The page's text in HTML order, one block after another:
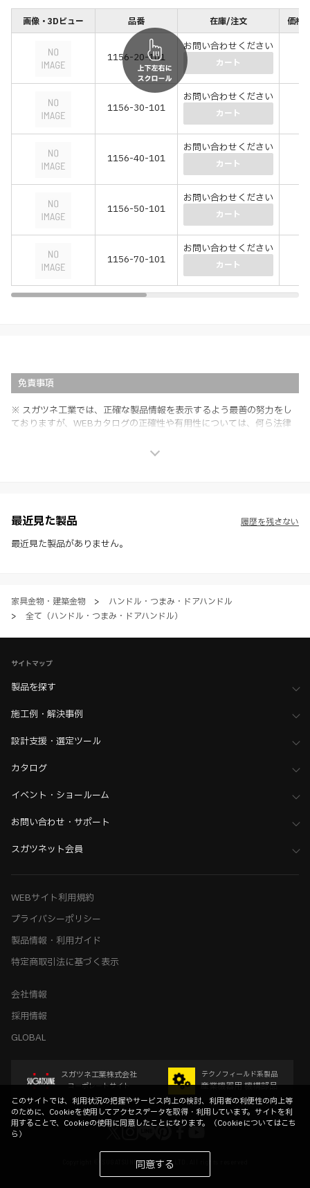
画像・3Dビュー 品番 在庫/注文 価格(
1156-20-101
お問い合わせください
カート
1156-30-101
お問い合わせください
カート
1156-40-101
お問い合わせください
カート
1156-50-101
お問い合わせください
カート
1156-70-101
お問い合わせください
カート
免責事項
※ スガツネ工業では、正確な製品情報を表示するよう最善の努力をし
ておりますが、WEBカタログの正確性や有用性については、何ら法律
社製品の使用ご検討、又は販売促進目的の利用に限ります。
※ 本WEBサイト製品情報のご利用にあたっては、WEBサイト利用規
約、プライバシーポリシー、製品情報ガイドをご確認いただき、内容の
最近見た製品
最近見た製品がありません。
履歴を残さない
家具金物・建築金物 >
ハンドル・つまみ・ドアハンドル
>
全て（ハンドル・つまみ・ドアハンドル）
サイトマップ
製品を探す
施工例・解決事例
設計支援・選定ツール
カタログ
イベント・ショールーム
お問い合わせ・サポート
スガツネット会員
WEBサイト利用規約
プライバシーポリシー
製品情報・利用ガイド
特定商取引法に基づく表示
会社情報
採用情報
GLOBAL
スガツネ工業株式会社
コーポレートサイト
テクノフィールド系製品
産業機器用 機構部品
Copyright © SUGATSUNE KOGYO CO.,LTD. All rights reserved
このサイトでは、利用状況の把握やサービス向上の検討、利用者の利便性の向上等
のために、Cookieを使用してアクセスデータを取得・利用しています。サイトを利
用することで、Cookieの使用に同意したことになります。（Cookieについてはこち
ら）
同意する